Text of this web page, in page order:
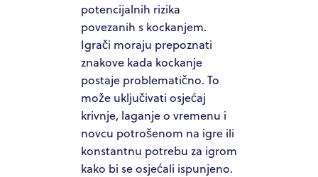
potencijalnih rizika
povezanih s kockanjem.
Igrači moraju prepoznati
znakove kada kockanje
postaje problematično. To
može uključivati osjećaj
krivnje, laganje o vremenu i
novcu potrošenom na igre ili
konstantnu potrebu za igrom
kako bi se osjećali ispunjeno.